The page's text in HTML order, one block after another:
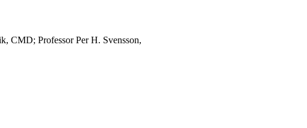
CMD; Professor Per H. Svensson,